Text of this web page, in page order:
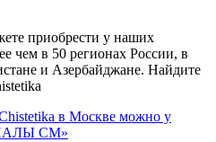
приобрести у наших
чем в 50 регионах России, в
и Азербайджане. Найдите
в Москве можно у
СМ»